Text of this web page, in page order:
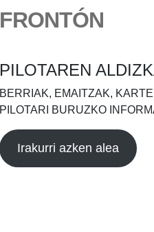
FRONTÓN
PILOTAREN
BERRIAK, EMAITZAK,
PILOTARI BURUZKO
Irakurri azken alea